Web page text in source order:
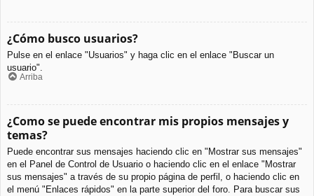
¿Cómo busco usuarios?
Pulse en el enlace "Usuarios" y haga clic en el enlace "Buscar un
usuario".
Arriba
¿Como se puede encontrar mis propios mensajes y
temas?
Puede encontrar sus mensajes haciendo clic en "Mostrar sus mensajes"
en el Panel de Control de Usuario o haciendo clic en el enlace "Mostrar
sus mensajes" a través de su propio página de perfil, o haciendo clic en
el menú "Enlaces rápidos" en la parte superior del foro. Para buscar sus